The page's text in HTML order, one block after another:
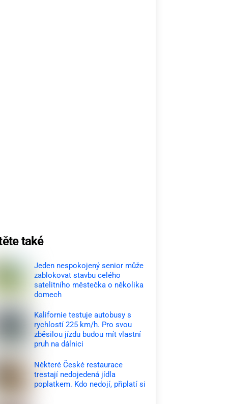
také
Jeden nespokojený senior může
zablokovat stavbu celého
satelitního městečka o několika
domech
Kalifornie testuje autobusy s
rychlostí 225 km/h. Pro svou
zběsilou jízdu budou mít vlastní
pruh na dálnici
Některé České restaurace
trestají nedojedená jídla
poplatkem. Kdo nedojí, připlatí si